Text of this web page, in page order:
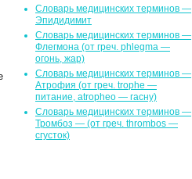
Словарь медицинских терминов —
Эпидидимит
Словарь медицинских терминов —
Флегмона (от гpeч. phlegma —
огонь, жар)
Словарь медицинских терминов —
Атрофия (от греч. trophe —
питание, atropheo — гасну)
Словарь медицинских терминов —
Тромбоз — (от греч. thrombos —
сгусток)